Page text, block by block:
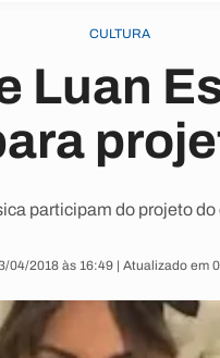
CULTURA
Luan
participam do projeto
04/2018 às 16:49 | Atualizado em